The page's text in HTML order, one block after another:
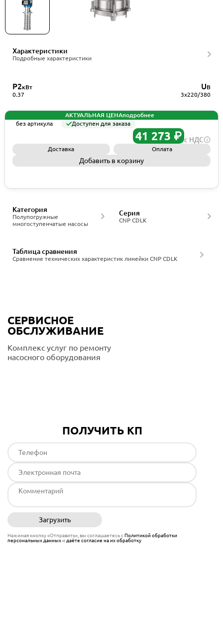
Характеристики
Подробные характеристики
P2кВт
0.37
UВ
3x220/380
АКТУАЛЬНАЯ ЦЕНАподробнее
без артикула
Доступен для заказа
41 273 ₽ с НДС
Доставка Оплата
Добавить в корзину
Полупогружные
многоступенчатые насосы
Категория
CNP CDLK
Серия
Сравнение технических характеристик линейки CNP CDLK
Таблица сравнения
СЕРВИСНОЕ
ОБСЛУЖИВАНИЕ
Комплекс услуг по ремонту
насосного оборудования
ПОЛУЧИТЬ КП
Загрузить
Нажимая кнопку «Отправить», вы соглашаетесь сПолитикой обработки
персональных данныхи даёте согласие на их обработку